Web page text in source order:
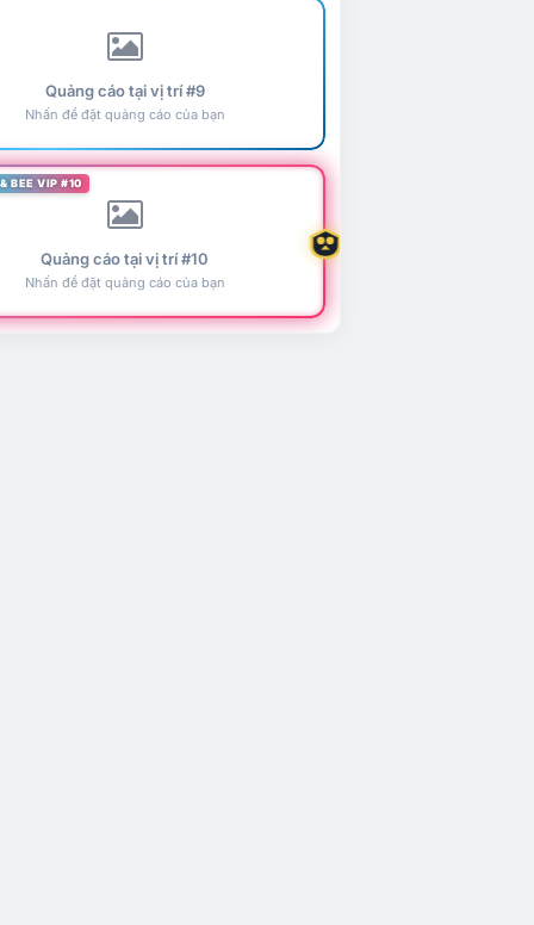
Quảng cáo tại vị trí #9
Nhấn để đặt quảng cáo của bạn
BEE VIP #10
Quảng cáo tại vị trí #10
Nhấn để đặt quảng cáo của bạn